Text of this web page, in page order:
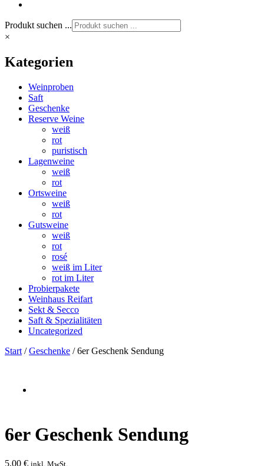
Produkt suchen ...
×
Kategorien
Weinproben
Saft
Geschenke
Reserve Weine
weiß
rot
puristisch
Lagenweine
weiß
rot
Ortsweine
weiß
rot
Gutsweine
weiß
rot
rosé
weiß im Liter
rot im Liter
Probierpakete
Weinhaus Reifart
Sekt & Secco
Saft & Spezialitäten
Uncategorized
Start /Geschenke / 6er Geschenk Sendung
6er Geschenk Sendung
5,00 € inkl. MwSt.